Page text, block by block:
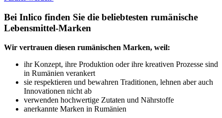
Bei Inlico finden Sie die beliebtesten rumänische
Lebensmittel-Marken
Wir vertrauen diesen rumänischen Marken, weil:
ihr Konzept, ihre Produktion oder ihre kreativen Prozesse sind
in Rumänien verankert
sie respektieren und bewahren Traditionen, lehnen aber auch
Innovationen nicht ab
verwenden hochwertige Zutaten und Nährstoffe
anerkannte Marken in Rumänien